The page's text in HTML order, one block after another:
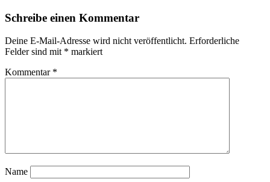
Schreibe einen Kommentar
Deine E-Mail-Adresse wird nicht veröffentlicht. Erforderliche
Felder sind mit * markiert
Kommentar *
Name